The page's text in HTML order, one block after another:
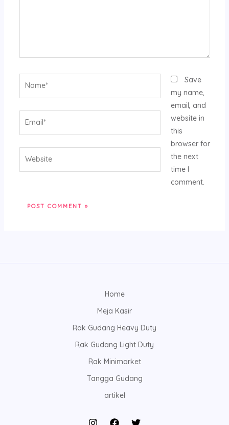
Save
my name,
email, and
website in
this
browser for
the next
time I
comment.
Home
Meja Kasir
Rak Gudang Heavy Duty
Rak Gudang Light Duty
Rak Minimarket
Tangga Gudang
artikel